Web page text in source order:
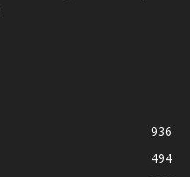
936
494